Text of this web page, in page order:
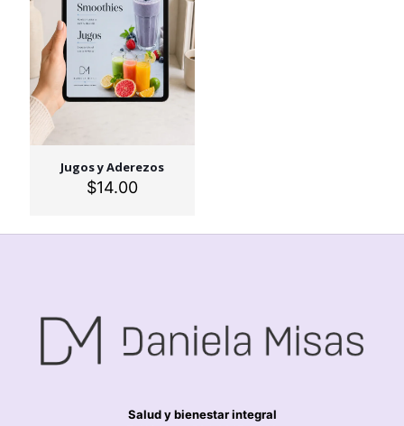
Jugos y Aderezos
$14.00
Salud y bienestar integral